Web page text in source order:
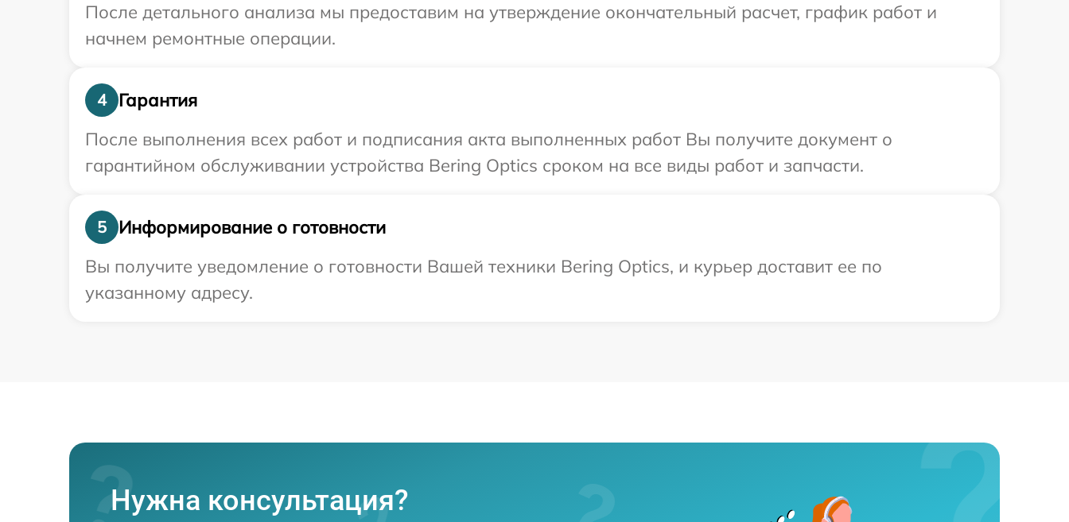
После детального анализа мы предоставим на утверждение окончательный расчет, график работ и
начнем ремонтные операции.
4
Гарантия
После выполнения всех работ и подписания акта выполненных работ Вы получите документ о
гарантийном обслуживании устройства Bering Optics сроком на все виды работ и запчасти.
5
Информирование о готовности
Вы получите уведомление о готовности Вашей техники Bering Optics, и курьер доставит ее по
указанному адресу.
Нужна консультация?